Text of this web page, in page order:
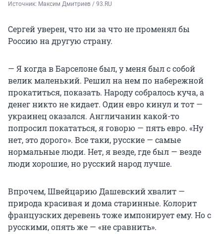
Источник: Максим Дмитриев / 93.RU
Сергей уверен, что ни за что не променял бы
Россию на другую страну.
— Я когда в Барселоне был, у меня был с собой
велик маленький. Решил на нем по набережной
прокатиться, показать. Народу собралось куча, а
денег никто не кидает. Один евро кинул и тот —
украинец оказался. Англичанин какой-то
попросил покататься, я говорю — пять евро. «Ну
нет, это дорого». Все таки, русские — самые
нормальные люди. Нет, я везде, где был — везде
люди хорошие, но русский народ лучше.
Впрочем, Швейцарию Дашевский хвалит —
природа красивая и дома старинные. Колорит
французских деревень тоже импонирует ему. Но с
русскими, опять же — «не сравнить».